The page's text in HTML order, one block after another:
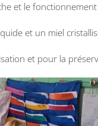
et le
et un miel
et pour la